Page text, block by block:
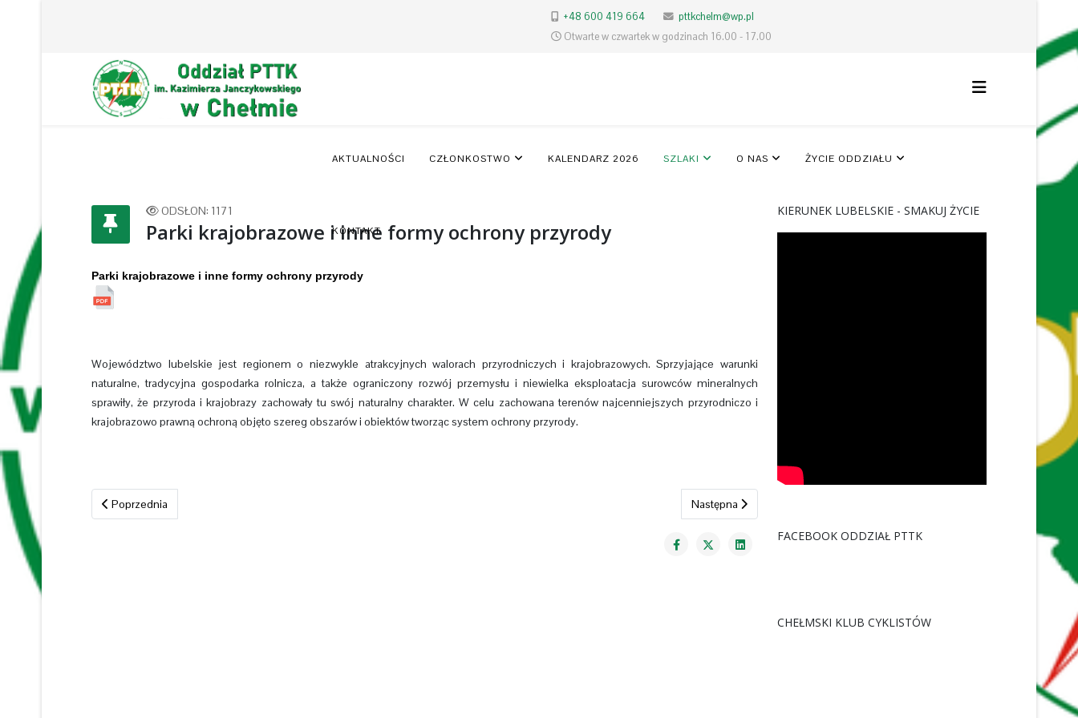
+48 600 419 664
pttkchelm@wp.pl
Otwarte w czwartek w godzinach 16.00 - 17.00
AKTUALNOŚCI CZŁONKOSTWO KALENDARZ 2026 SZLAKI O NAS ŻYCIE ODDZIAŁU
KONTAKT
ODSŁON: 1171
Parki krajobrazowe i inne formy ochrony przyrody
Parki krajobrazowe i inne formy ochrony przyrody
Województwo lubelskie jest regionem o niezwykle atrakcyjnych walorach przyrodniczych i krajobrazowych. Sprzyjające warunki
naturalne, tradycyjna gospodarka rolnicza, a także ograniczony rozwój przemysłu i niewielka eksploatacja surowców mineralnych
sprawiły, że przyroda i krajobrazy zachowały tu swój naturalny charakter. W celu zachowana terenów najcenniejszych przyrodniczo i
krajobrazowo prawną ochroną objęto szereg obszarów i obiektów tworząc system ochrony przyrody.
Poprzednia strona: Pagóry Chełmskie
Poprzednia Następna strona: Poleski Park Narodowy
Następna
KIERUNEK LUBELSKIE - SMAKUJ ŻYCIE
FACEBOOK ODDZIAŁ PTTK
CHEŁMSKI KLUB CYKLISTÓW